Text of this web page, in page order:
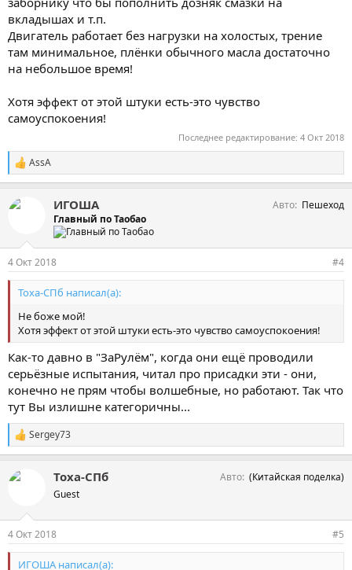
вкладышах и т.п.
Двигатель работает без нагрузки на холостых, трение
там минимальное, плёнки обычного масла достаточно
на небольшое время!
Хотя эффект от этой штуки есть-это чувство
самоуспокоения!
Последнее редактирование: 4 Окт 2018
С
и
п
AssA
ИГОША
Главный по Таобао
Авто Пешеход
4 Окт 2018 #4
Тоха-СПб написал(а):
Не боже мой!
Хотя эффект от этой штуки есть-это чувство самоуспокоения!
Как-то давно в "ЗаРулём", когда они ещё проводили
серьёзные испытания, читал про присадки эти - они,
конечно не прям чтобы волшебные, но работают. Так что
тут Вы излишне категоричны...
С
и
п
Sergey73
Тоха-СПб
Guest
Авто (Китайская поделка)
4 Окт 2018 #5
ИГОША написал(а):